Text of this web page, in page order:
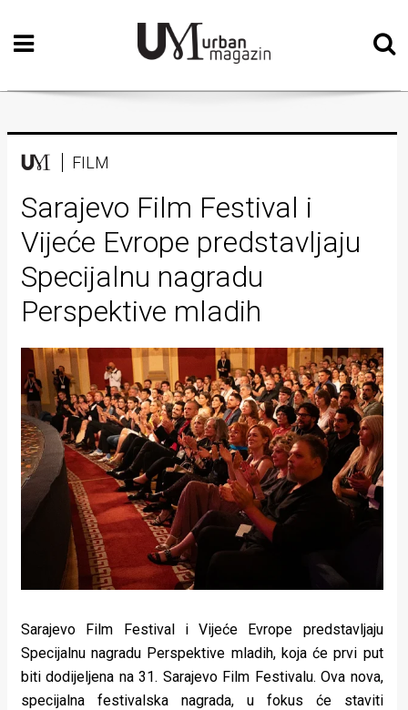
Početna
Vizualne
Teatar
Književnost
Muzika
Film
Intervju
Kolumne
Kultura
Lifestyle
Beauty
Fashion
Zdravlje
Život
u
FILM
Sarajevo Film Festival i
Vijeće Evrope predstavljaju
Specijalnu nagradu
Perspektive mladih
Sarajevo Film Festival i Vijeće Evrope predstavljaju
Specijalnu nagradu Perspektive mladih, koja će prvi put
biti dodijeljena na 31. Sarajevo Film Festivalu. Ova nova,
specijalna festivalska nagrada, u fokus će staviti